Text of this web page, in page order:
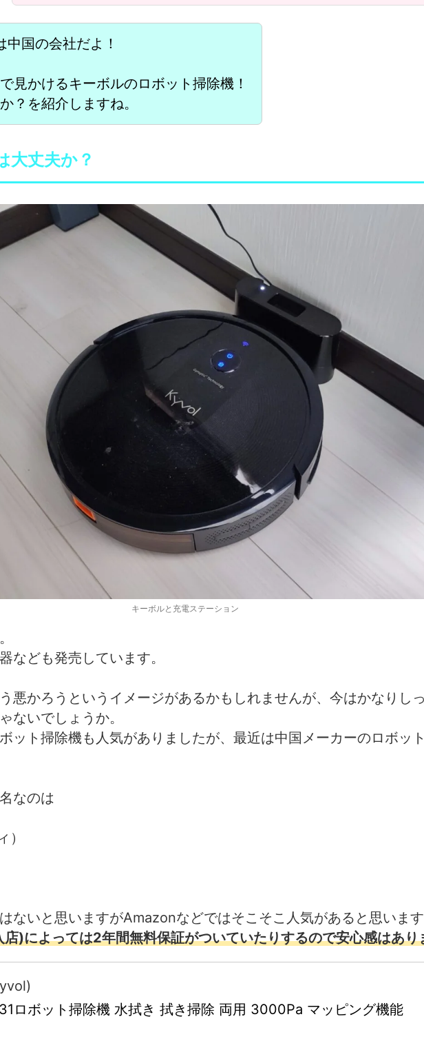
国の会社だよ！
見かけるキーボルのロボット掃除機！
？を紹介しますね。
大丈夫か？
キーボルと充電ステーション
なども発売しています。
悪かろうというイメージがあるかもしれませんが、今はかなりし
ないでしょうか。
ット掃除機も人気がありましたが、最近は中国メーカーのロボッ
なのは
ないと思いますがAmazonなどではそこそこ人気があると思います
)によっては2年間無料保証がついていたりするので安心感はあり
ロボット掃除機 水拭き 拭き掃除 両用 3000Pa マッピング機能